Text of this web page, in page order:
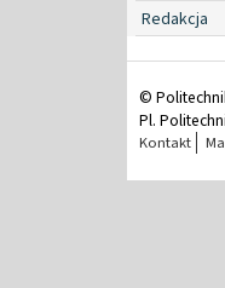
Redakcja
©
Pl.
Kontakt